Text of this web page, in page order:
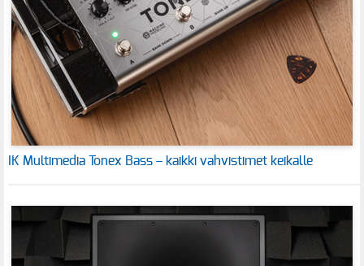
IK Multimedia Tonex Bass – kaikki vahvistimet keikalle